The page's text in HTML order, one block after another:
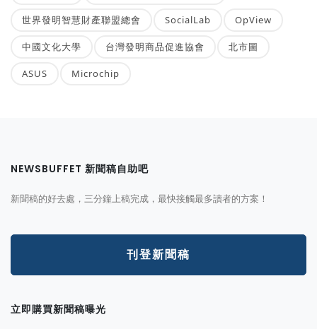
世界發明智慧財產聯盟總會 SocialLab OpView
中國文化大學 台灣發明商品促進協會 北市圖
ASUS Microchip
NEWSBUFFET 新聞稿自助吧
新聞稿的好去處，三分鐘上稿完成，最快接觸最多讀者的方案！
刊登新聞稿
立即購買新聞稿曝光